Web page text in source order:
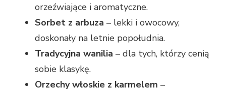
orzeźwiające i aromatyczne.
Sorbet z arbuza – lekki i owocowy,
doskonały na letnie popołudnia.
Tradycyjna wanilia – dla tych, którzy cenią
sobie klasykę.
Orzechy włoskie z karmelem –